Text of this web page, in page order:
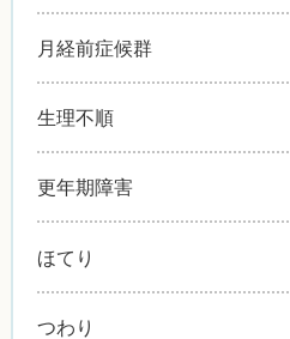
月経前症候群
生理不順
更年期障害
ほてり
つわり